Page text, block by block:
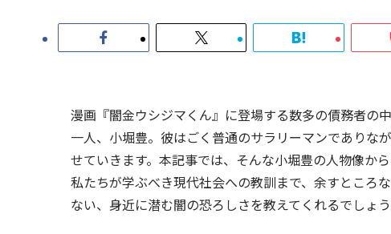
漫画『闇金ウシジマくん』に登場する数多の債務者の
一人、小堀豊。彼はごく普通のサラリーマンでありな
せていきます。本記事では、そんな小堀豊の人物像か
私たちが学ぶべき現代社会への教訓まで、余すところ
ない、身近に潜む闇の恐ろしさを教えてくれるでしょう